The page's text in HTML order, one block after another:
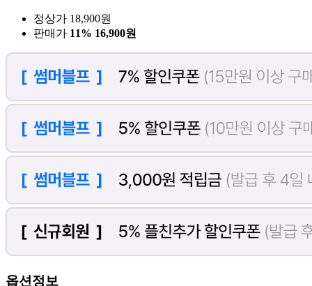
정상가 18,900원
판매가 11% 16,900원
옵션정보